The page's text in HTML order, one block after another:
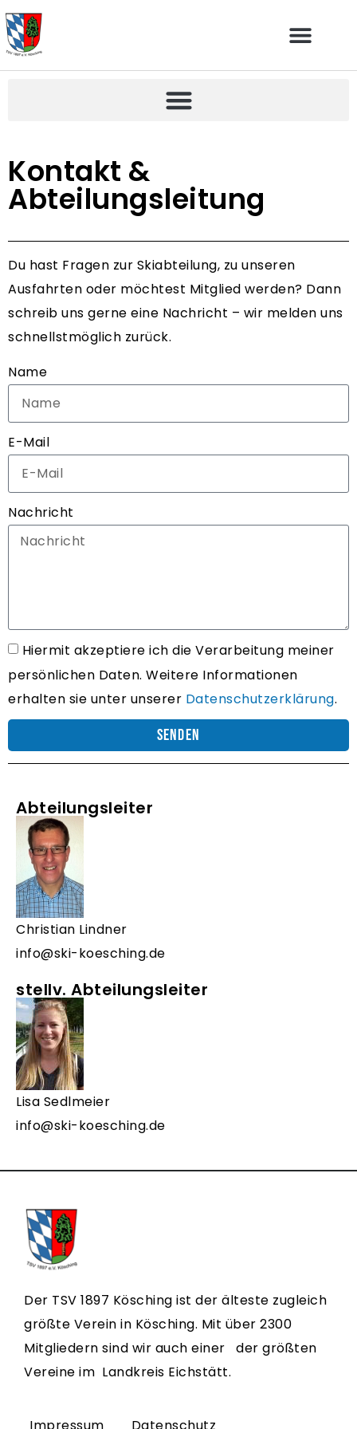
Kontakt &
Abteilungsleitung
Du hast Fragen zur Skiabteilung, zu unseren
Ausfahrten oder möchtest Mitglied werden? Dann
schreib uns gerne eine Nachricht – wir melden uns
schnellstmöglich zurück.
Name
E-Mail
Nachricht
Hiermit akzeptiere ich die Verarbeitung meiner
persönlichen Daten. Weitere Informationen
erhalten sie unter unserer Datenschutzerklärung.
Senden
Alternative:
Abteilungsleiter
Christian Lindner
info@ski-koesching.de
stellv. Abteilungsleiter
Lisa Sedlmeier
info@ski-koesching.de
Der TSV 1897 Kösching ist der älteste zugleich
größte Verein in Kösching. Mit über 2300
Mitgliedern sind wir auch einer der größten
Vereine im Landkreis Eichstätt.